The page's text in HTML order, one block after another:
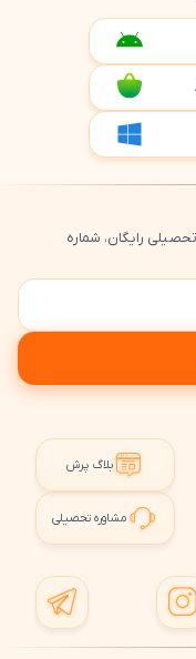
رایگان، شماره
بلاگ پرش
مشاوره تحصیلی